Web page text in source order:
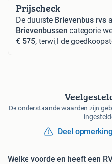
Prijscheck
De duurste Brievenbus rvs
Brievenbussen categorie
€ 575, terwijl de
De onderstaande waarden zijn
Deel
Welke voordelen heeft een